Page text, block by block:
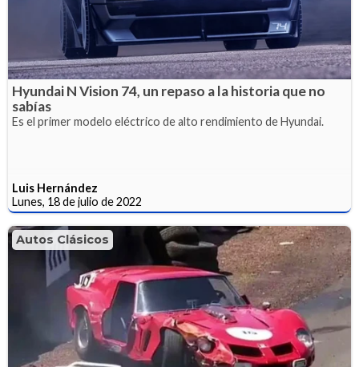
Hyundai N Vision 74, un repaso a la historia que no
sabías
Es el primer modelo eléctrico de alto rendimiento de Hyundai.
Luis Hernández
Lunes, 18 de julio de 2022
Autos Clásicos